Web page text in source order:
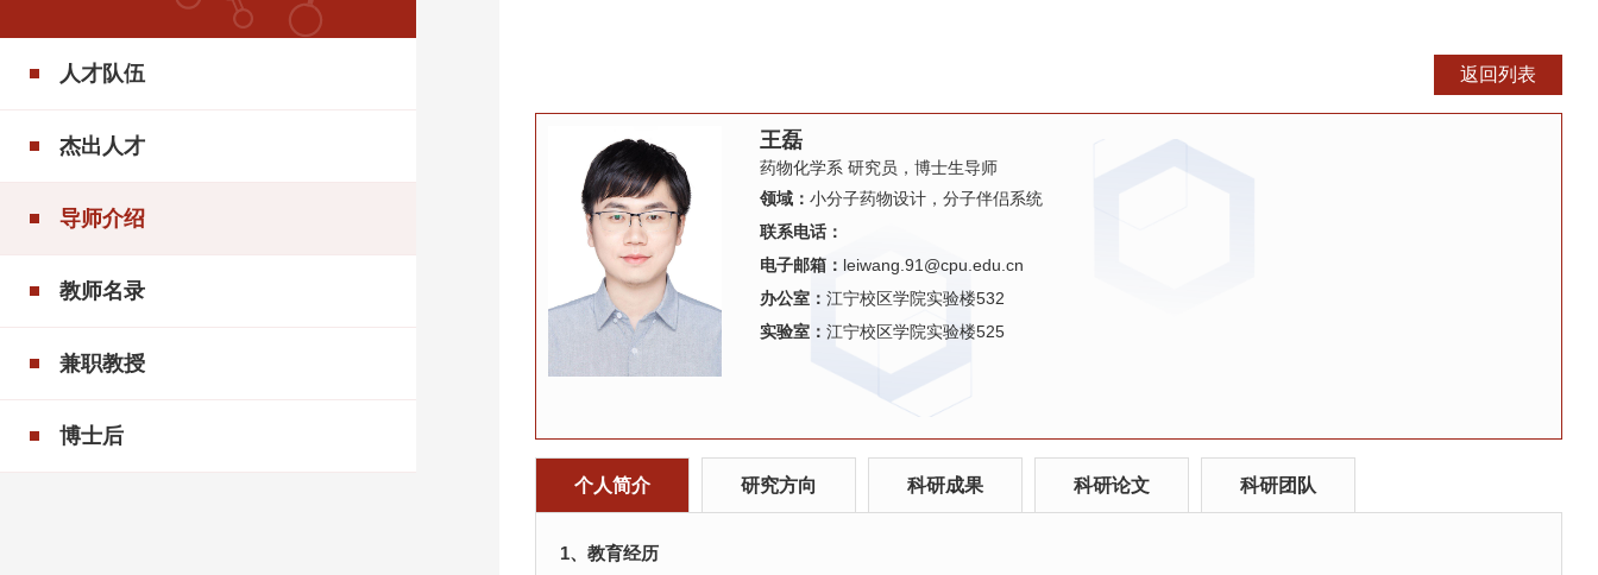
人才队伍
杰出人才
导师介绍
教师名录
兼职教授
博士后
王磊
药物化学系 研究员，博士生导师
领域： 小分子药物设计，分子伴侣系统
联系电话：
电子邮箱： leiwang.91@cpu.edu.cn
办公室： 江宁校区学院实验楼532
实验室： 江宁校区学院实验楼525
个人简介 研究方向 科研成果 科研论文 科研团队
1、教育经历